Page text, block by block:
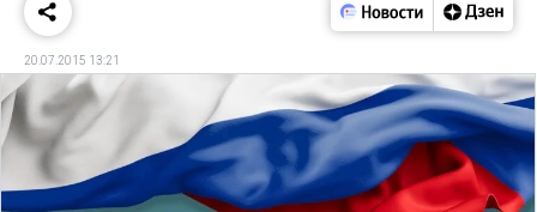
20.07.2015 13:21